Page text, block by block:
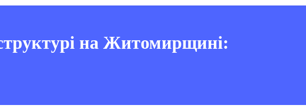
на Житомирщині: